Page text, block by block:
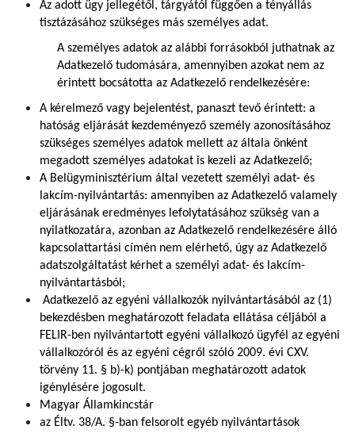
Az adott ügy jellegétől, tárgyától függően a tényállás
tisztázásához szükséges más személyes adat.
A személyes adatok az alábbi forrásokból juthatnak az
Adatkezelő tudomására, amennyiben azokat nem az
érintett bocsátotta az Adatkezelő rendelkezésére:
A kérelmező vagy bejelentést, panaszt tevő érintett: a
hatóság eljárását kezdeményező személy azonosításához
szükséges személyes adatok mellett az általa önként
megadott személyes adatokat is kezeli az Adatkezelő;
A Belügyminisztérium által vezetett személyi adat- és
lakcím-nyilvántartás: amennyiben az Adatkezelő valamely
eljárásának eredményes lefolytatásához szükség van a
nyilatkozatára, azonban az Adatkezelő rendelkezésére álló
kapcsolattartási címén nem elérhető, úgy az Adatkezelő
adatszolgáltatást kérhet a személyi adat- és lakcím-
nyilvántartásból;
Adatkezelő az egyéni vállalkozók nyilvántartásából az (1)
bekezdésben meghatározott feladata ellátása céljából a
FELIR-ben nyilvántartott egyéni vállalkozó ügyfél az egyéni
vállalkozóról és az egyéni cégről szóló 2009. évi CXV.
törvény 11. § b)-k) pontjában meghatározott adatok
igénylésére jogosult.
Magyar Államkincstár
az Éltv. 38/A. §-ban felsorolt egyéb nyilvántartások